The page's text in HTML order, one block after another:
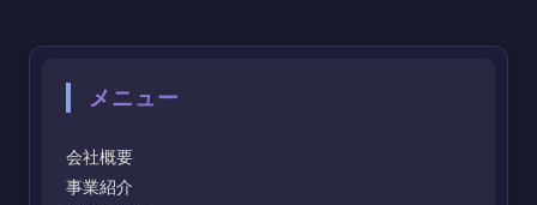
メニュー
会社概要
事業紹介